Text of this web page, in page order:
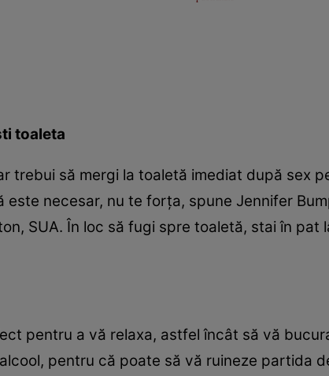
toaleta
trebui să mergi la toaletă imediat după sex
este necesar, nu te forţa, spune Jennifer
SUA. În loc să fugi spre toaletă, stai în
pentru a vă relaxa, astfel încât să vă
pentru că poate să vă ruineze partida